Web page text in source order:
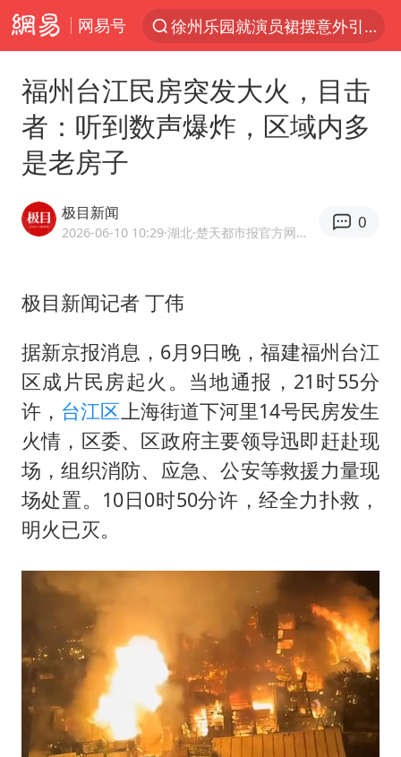
网易号
台风“白海豚”登陆 各地各部门全力应对
路虎卫士110 HSE限时降价
我国发现稀散金属独立新矿物——乌斯河锗矿
小沈阳加盟《披荆斩棘》
朱一龙的鼻子怎么了
国乒连续两站无缘冠军
上海地铁4条线路全线停运
5万小车卖不动 微型代步车集体遇冷
周星驰妈妈现身香港首映礼
湖北启动重大气象灾害三级应急响应
白海豚路径图
从科技创新看开局起步的时与势
福州台江民房突发大火，目击
者：听到数声爆炸，区域内多
是老房子
极目新闻
2026-06-10 10:29·湖北 ·楚天都市报官方网易号
0
极目新闻记者 丁伟
据新京报消息，6月9日晚，福建福州台江
区成片民房起火。当地通报，21时55分
许， 台江区 上海街道下河里14号民房发生
火情，区委、区政府主要领导迅即赶赴现
场，组织消防、应急、公安等救援力量现
场处置。10日0时50分许，经全力扑救，
明火已灭。